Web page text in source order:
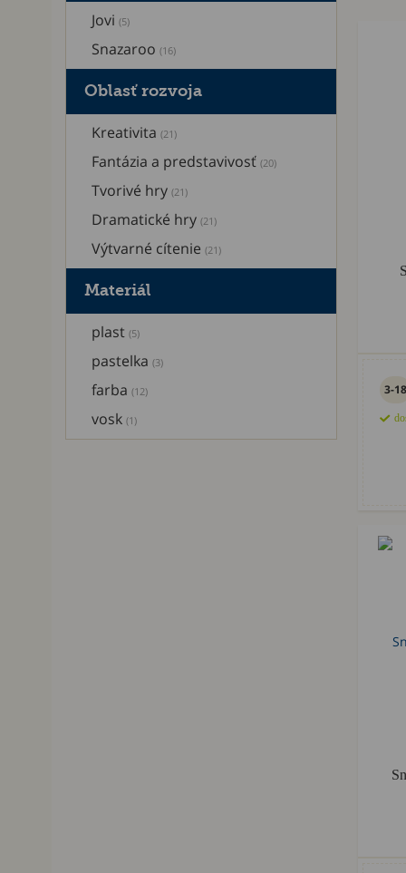
Jovi (5)
Snazaroo (16)
Oblasť rozvoja
Kreativita (21)
Fantázia a predstavivosť (20)
Tvorivé hry (21)
Dramatické hry (21)
Výtvarné cítenie (21)
Materiál
plast (5)
pastelka (3)
farba (12)
vosk (1)
3-18